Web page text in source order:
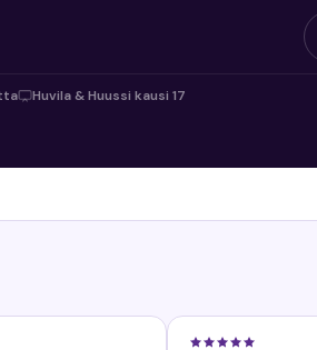
Huvila & Huussi kausi 17